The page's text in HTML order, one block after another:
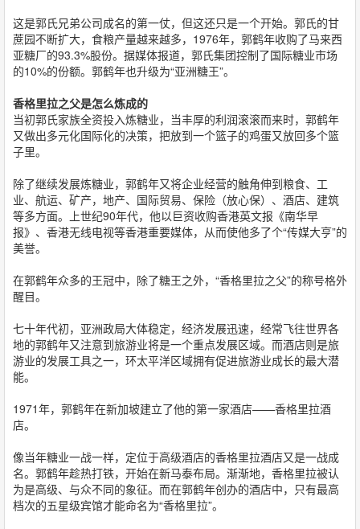
这是郭氏兄弟公司成名的第一仗，但这还只是一个开始。郭氏的甘
蔗园不断扩大，食粮产量越来越多，1976年，郭鹤年收购了马来西
亚糖厂的93.3%股份。据媒体报道，郭氏集团控制了国际糖业市场
的10%的份额。郭鹤年也升级为“亚洲糖王”。
香格里拉之父是怎么炼成的
当初郭氏家族全资投入炼糖业，当丰厚的利润滚滚而来时，郭鹤年
又做出多元化国际化的决策，把放到一个篮子的鸡蛋又放回多个篮
子里。
除了继续发展炼糖业，郭鹤年又将企业经营的触角伸到粮食、工
业、航运、矿产，地产、国际贸易、保险（放心保）、酒店、建筑
等多方面。上世纪90年代，他以巨资收购香港英文报《南华早
报》、香港无线电视等香港重要媒体，从而使他多了个“传媒大亨”的
美誉。
在郭鹤年众多的王冠中，除了糖王之外，“香格里拉之父”的称号格外
醒目。
七十年代初，亚洲政局大体稳定，经济发展迅速，经常飞往世界各
地的郭鹤年又注意到旅游业将是一个重点发展区域。而酒店则是旅
游业的发展工具之一，环太平洋区域拥有促进旅游业成长的最大潜
能。
1971年，郭鹤年在新加坡建立了他的第一家酒店——香格里拉酒
店。
像当年糖业一战一样，定位于高级酒店的香格里拉酒店又是一战成
名。郭鹤年趁热打铁，开始在新马泰布局。渐渐地，香格里拉被认
为是高级、与众不同的象征。而在郭鹤年创办的酒店中，只有最高
档次的五星级宾馆才能命名为“香格里拉”。